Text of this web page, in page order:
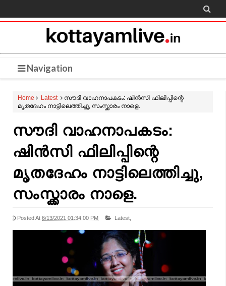

Navigation
Home Latest
സൗദി വാഹനാപകടം: ഷിൻസി ഫിലിപ്പിന്റെ
മൃതദേഹം നാട്ടിലെത്തിച്ചു, സംസ്ക്കാരം നാളെ.
സൗദി വാഹനാപകടം:
ഷിൻസി ഫിലിപ്പിന്റെ
മൃതദേഹം നാട്ടിലെത്തിച്ചു,
സംസ്ക്കാരം നാളെ.
Posted At 6/13/2021 01:34:00 PM Latest,